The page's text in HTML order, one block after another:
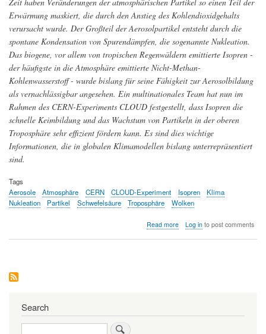
Erwärmung maskiert, die durch den Anstieg des Kohlendioxidgehalts
verursacht wurde. Der Großteil der Aerosolpartikel entsteht durch die
spontane Kondensation von Spurendämpfen, die sogenannte Nukleation.
Das biogene, vor allem von tropischen Regenwäldern emittierte Isopren -
der häufigste in die Atmosphäre emittierte Nicht-Methan-
Kohlenwasserstoff - wurde bislang für seine Fähigkeit zur Aerosolbildung
als vernachlässigbar angesehen. Ein multinationales Team hat nun im
Rahmen des CERN-Experiments CLOUD festgestellt, dass Isopren die
schnelle Keimbildung und das Wachstum von Partikeln in der oberen
Troposphäre sehr effizient fördern kann. Es sind dies wichtige
Informationen, die in globalen Klimamodellen bislang unterrepräsentiert
sind.
Tags
Aerosole
Atmosphäre CERN CLOUD-Experiment Isopren
Klima
Nukleation
Partikel Schwefelsäure Troposphäre Wolken
Read moreabout
Rolle
Log into post comments
Search
Search